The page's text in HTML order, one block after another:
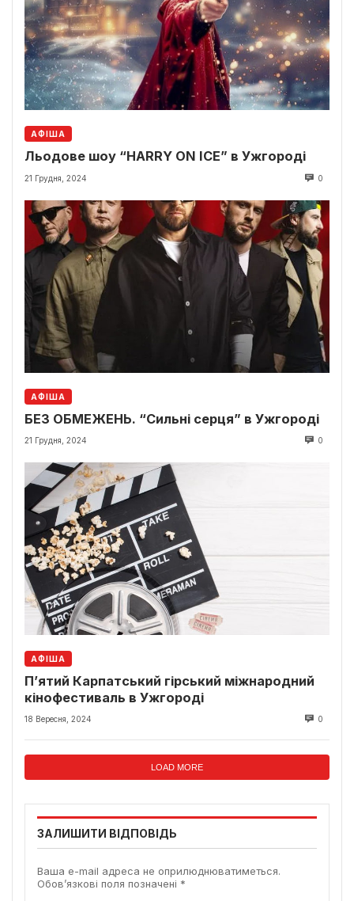
АФІША
Льодове шоу “HARRY ON ICE” в Ужгороді
21 Грудня, 2024 0
АФІША
БЕЗ ОБМЕЖЕНЬ. “Сильні серця” в Ужгороді
21 Грудня, 2024 0
АФІША
П’ятий Карпатський гірський міжнародний
кінофестиваль в Ужгороді
18 Вересня, 2024 0
LOAD MORE
ЗАЛИШИТИ ВІДПОВІДЬ
Ваша e-mail адреса не оприлюднюватиметься.
Обов’язкові поля позначені *